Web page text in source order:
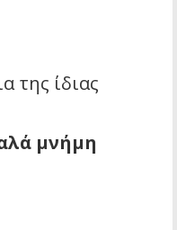
της ίδιας
μνήμη